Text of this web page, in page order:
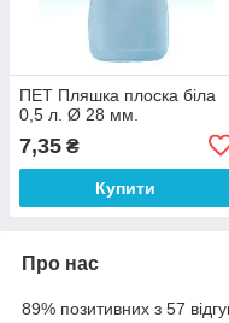
ПЕТ Пляшка плоска біла
0,5 л. Ø 28 мм.
7,35 ₴
Купити
Про нас
89% позитивних з 57